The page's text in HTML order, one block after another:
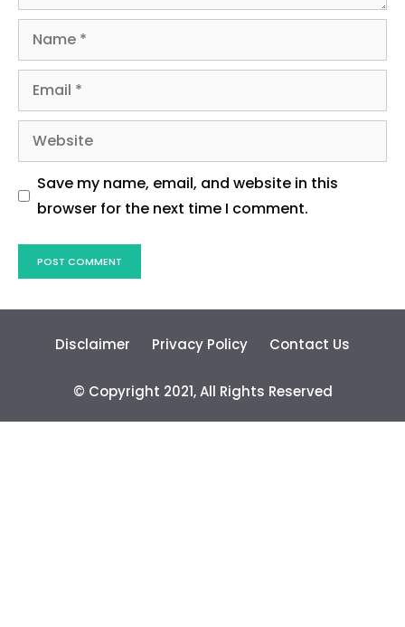
Name
Email
Website
Save my name, email, and website in this
browser for the next time I comment.
Disclaimer Privacy Policy Contact Us
© Copyright 2021, All Rights Reserved